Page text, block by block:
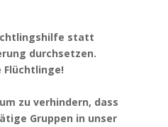
statt
durchsetzen.
Flüchtlinge!
zu verhindern, dass
Gruppen in unser